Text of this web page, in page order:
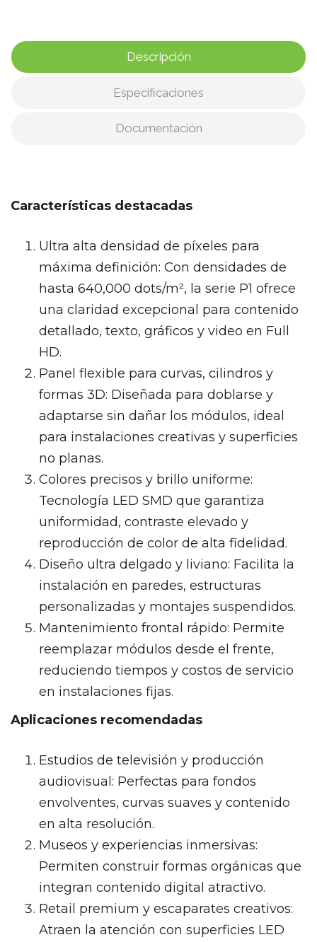
Descripción
Especificaciones
Documentación
Características destacadas
Ultra alta densidad de píxeles para
máxima definición: Con densidades de
hasta 640,000 dots/m², la serie P1 ofrece
una claridad excepcional para contenido
detallado, texto, gráficos y video en Full
HD.
Panel flexible para curvas, cilindros y
formas 3D: Diseñada para doblarse y
adaptarse sin dañar los módulos, ideal
para instalaciones creativas y superficies
no planas.
Colores precisos y brillo uniforme:
Tecnología LED SMD que garantiza
uniformidad, contraste elevado y
reproducción de color de alta fidelidad.
Diseño ultra delgado y liviano: Facilita la
instalación en paredes, estructuras
personalizadas y montajes suspendidos.
Mantenimiento frontal rápido: Permite
reemplazar módulos desde el frente,
reduciendo tiempos y costos de servicio
en instalaciones fijas.
Aplicaciones recomendadas
Estudios de televisión y producción
audiovisual: Perfectas para fondos
envolventes, curvas suaves y contenido
en alta resolución.
Museos y experiencias inmersivas:
Permiten construir formas orgánicas que
integran contenido digital atractivo.
Retail premium y escaparates creativos:
Atraen la atención con superficies LED